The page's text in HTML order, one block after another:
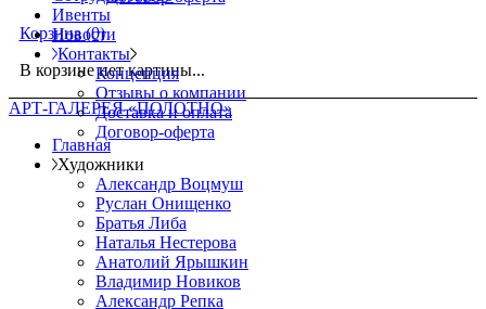
Корзина (0)
В корзине нет картины...
АРТ-ГАЛЕРЕЯ «ПОЛОТНО»
Главная
Художники
Александр Воцмуш
Руслан Онищенко
Братья Либа
Наталья Нестерова
Анатолий Ярышкин
Владимир Новиков
Александр Репка
Ивенты
Новости
Контакты
Концепция
Отзывы о компании
Доставка и оплата
Договор-оферта